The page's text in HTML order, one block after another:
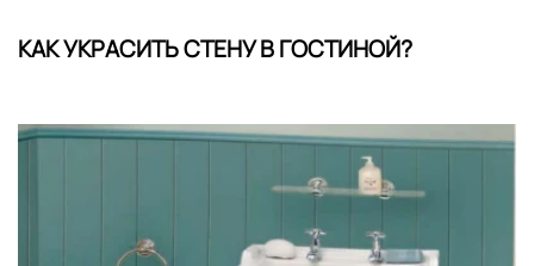
КАК УКРАСИТЬ СТЕНУ В ГОСТИНОЙ?